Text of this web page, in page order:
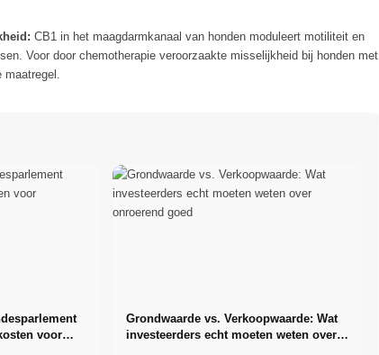
CB1 in het maagdarmkanaal van honden moduleert motiliteit en
Voor door chemotherapie veroorzaakte misselijkheid bij honden met
maatregel.
voor
Grondwaarde vs. Verkoopwaarde: Wat
investeerders echt moeten weten over